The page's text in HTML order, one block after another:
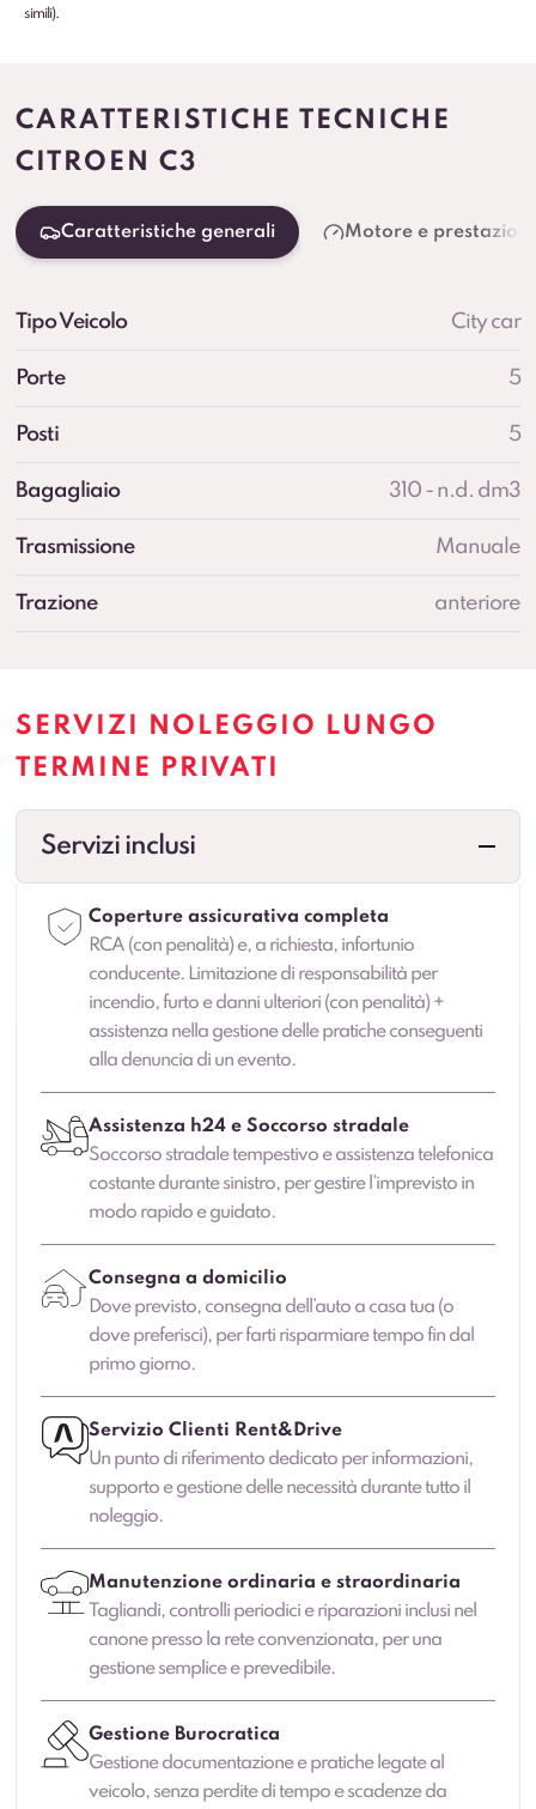
simili).
CARATTERISTICHE TECNICHE
CITROEN C3
Caratteristiche generali Motore e prestazioni
Tipo Veicolo City car
Porte 5
Posti 5
Bagagliaio 310 - n.d. dm3
Trasmissione Manuale
Trazione anteriore
SERVIZI NOLEGGIO LUNGO
TERMINE PRIVATI
Servizi inclusi
Coperture assicurativa completa
RCA (con penalità) e, a richiesta, infortunio
conducente. Limitazione di responsabilità per
incendio, furto e danni ulteriori (con penalità) +
assistenza nella gestione delle pratiche conseguenti
alla denuncia di un evento.
Assistenza h24 e Soccorso stradale
Soccorso stradale tempestivo e assistenza telefonica
costante durante sinistro, per gestire l’imprevisto in
modo rapido e guidato.
Consegna a domicilio
Dove previsto, consegna dell’auto a casa tua (o
dove preferisci), per farti risparmiare tempo fin dal
primo giorno.
Servizio Clienti Rent&Drive
Un punto di riferimento dedicato per informazioni,
supporto e gestione delle necessità durante tutto il
noleggio.
Manutenzione ordinaria e straordinaria
Tagliandi, controlli periodici e riparazioni inclusi nel
canone presso la rete convenzionata, per una
gestione semplice e prevedibile.
Gestione Burocratica
Gestione documentazione e pratiche legate al
veicolo, senza perdite di tempo e scadenze da